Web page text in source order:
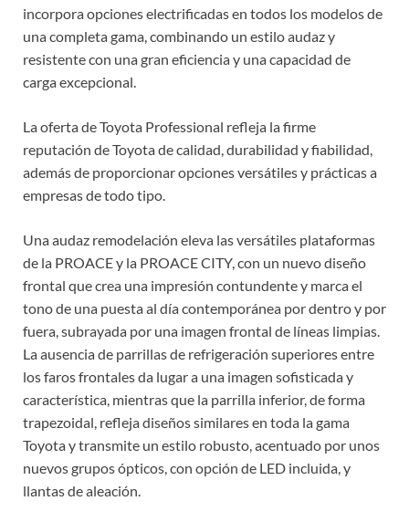
incorpora opciones electrificadas en todos los modelos de
una completa gama, combinando un estilo audaz y
resistente con una gran eficiencia y una capacidad de
carga excepcional.
La oferta de Toyota Professional refleja la firme
reputación de Toyota de calidad, durabilidad y fiabilidad,
además de proporcionar opciones versátiles y prácticas a
empresas de todo tipo.
Una audaz remodelación eleva las versátiles plataformas
de la PROACE y la PROACE CITY, con un nuevo diseño
frontal que crea una impresión contundente y marca el
tono de una puesta al día contemporánea por dentro y por
fuera, subrayada por una imagen frontal de líneas limpias.
La ausencia de parrillas de refrigeración superiores entre
los faros frontales da lugar a una imagen sofisticada y
característica, mientras que la parrilla inferior, de forma
trapezoidal, refleja diseños similares en toda la gama
Toyota y transmite un estilo robusto, acentuado por unos
nuevos grupos ópticos, con opción de LED incluida, y
llantas de aleación.